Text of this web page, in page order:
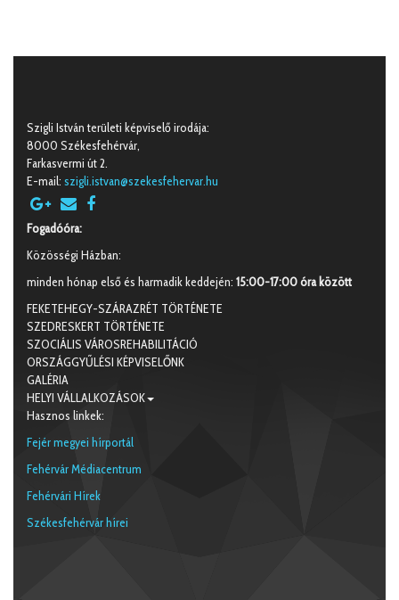
Szigli István területi képviselő irodája:
8000 Székesfehérvár,
Farkasvermi út 2.
E-mail: szigli.istvan@szekesfehervar.hu
Fogadóóra:
Közösségi Házban:
minden hónap első és harmadik keddején: 15:00-17:00 óra között
FEKETEHEGY-SZÁRAZRÉT TÖRTÉNETE
SZEDRESKERT TÖRTÉNETE
SZOCIÁLIS VÁROSREHABILITÁCIÓ
ORSZÁGGYŰLÉSI KÉPVISELŐNK
GALÉRIA
HELYI VÁLLALKOZÁSOK
Hasznos linkek:
Fejér megyei hírportál
Fehérvár Médiacentrum
Fehérvári Hírek
Székesfehérvár hírei